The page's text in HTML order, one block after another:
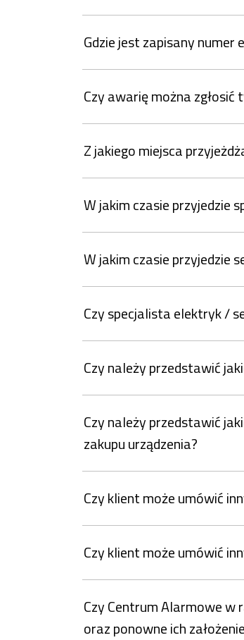
Gdzie jest zapisany numer
Czy awarię można
Z jakiego miejsca
W jakim czasie przyjedzie
W jakim czasie przyjedzie
Czy specjalista elektryk /
Czy należy przedstawić
Czy należy przedstawić
zakupu urządzenia?
Czy klient może umówić
Czy klient może umówić
Czy Centrum Alarmowe w
oraz ponowne ich